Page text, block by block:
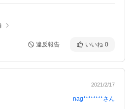
違反報告 いいね 0
2021/2/17
nag********さん